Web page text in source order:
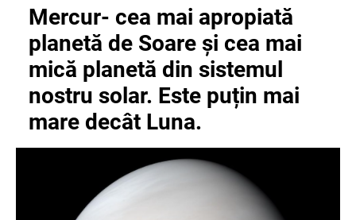
Mercur- cea mai apropiată
planetă de Soare și cea mai
mică planetă din sistemul
nostru solar. Este puțin mai
mare decât Luna.